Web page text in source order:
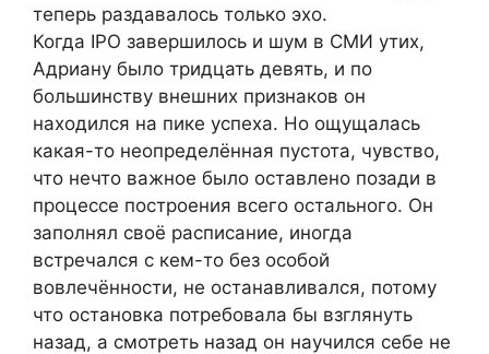
теперь раздавалось только эхо.
Когда IPO завершилось и шум в СМИ утих,
Адриану было тридцать девять, и по
большинству внешних признаков он
находился на пике успеха. Но ощущалась
какая-то неопределённая пустота, чувство,
что нечто важное было оставлено позади в
процессе построения всего остального. Он
заполнял своё расписание, иногда
встречался с кем-то без особой
вовлечённости, не останавливался, потому
что остановка потребовала бы взглянуть
назад, а смотреть назад он научился себе не